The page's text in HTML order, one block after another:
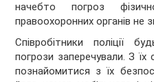
начебто погроз
правоохоронних органів не
Співробітники поліції
погрози заперечували. З їх
познайомитися з їх